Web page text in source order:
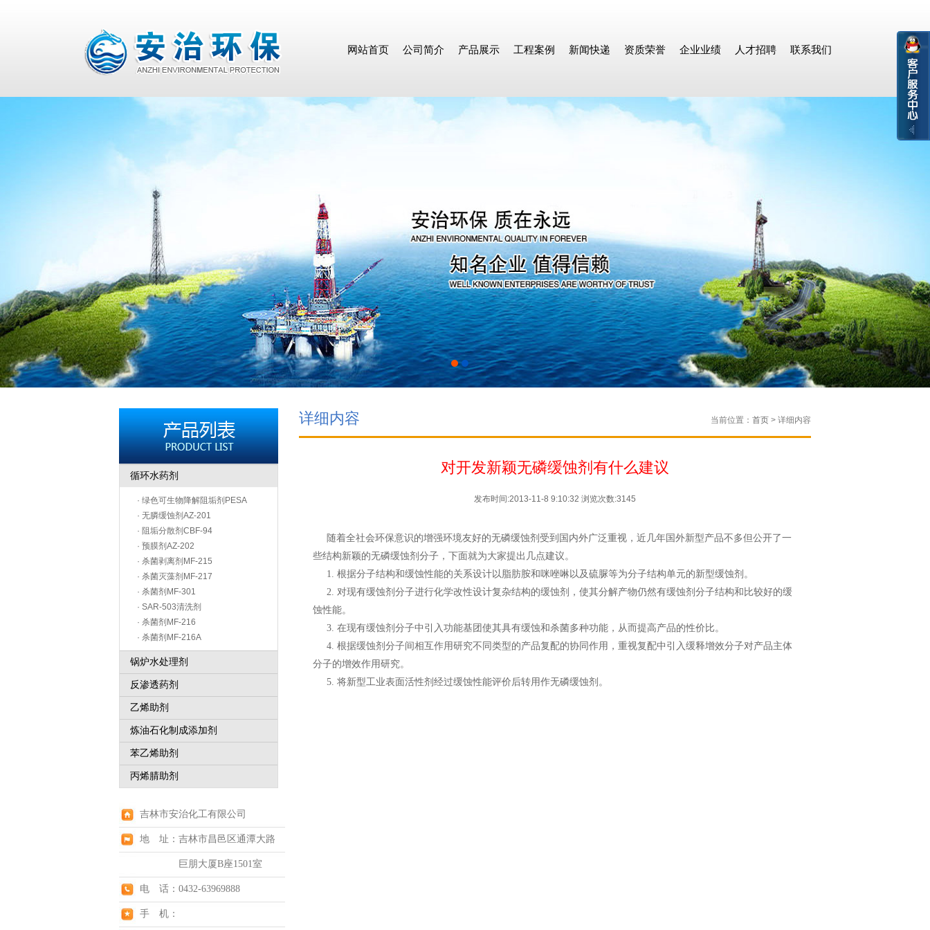
网站首页 公司简介 产品展示 工程案例 新闻快递 资质荣誉 企业业绩 人才招聘 联系我们
循环水药剂
· 绿色可生物降解阻垢剂PESA
· 无膦缓蚀剂AZ-201
· 阻垢分散剂CBF-94
· 预膜剂AZ-202
· 杀菌剥离剂MF-215
· 杀菌灭藻剂MF-217
· 杀菌剂MF-301
· SAR-503清洗剂
· 杀菌剂MF-216
· 杀菌剂MF-216A
锅炉水处理剂
反渗透药剂
乙烯助剂
炼油石化制成添加剂
苯乙烯助剂
丙烯腈助剂
吉林市安治化工有限公司
地 址：吉林市昌邑区通潭大路
巨朋大厦B座1501室
电 话：0432-63969888
手 机：
详细内容 当前位置： 首页 > 详细内容
对开发新颖无磷缓蚀剂有什么建议
发布时间:2013-11-8 9:10:32 浏览次数:3145
随着全社会环保意识的增强环境友好的无磷缓蚀剂受到国内外广泛重视，近几年国外新型产品不多但公开了一
些结构新颖的无磷缓蚀剂分子，下面就为大家提出几点建议。
1. 根据分子结构和缓蚀性能的关系设计以脂肪胺和咪唑啉以及硫脲等为分子结构单元的新型缓蚀剂。
2. 对现有缓蚀剂分子进行化学改性设计复杂结构的缓蚀剂，使其分解产物仍然有缓蚀剂分子结构和比较好的缓
蚀性能。
3. 在现有缓蚀剂分子中引入功能基团使其具有缓蚀和杀菌多种功能，从而提高产品的性价比。
4. 根据缓蚀剂分子间相互作用研究不同类型的产品复配的协同作用，重视复配中引 入缓释增效分子对产品主体
分子的增效作用研究。
5. 将新型工业表面活性剂经过缓蚀性能评价后转用作无磷缓蚀剂。